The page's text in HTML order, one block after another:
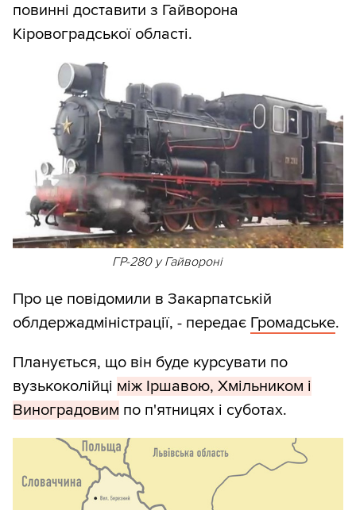
повинні доставити з Гайворона
Кіровоградської області.
ГР-280 у Гайвороні
Про це повідомили в Закарпатській
облдержадміністрації, - передає Громадське.
Планується, що він буде курсувати по
вузькоколійці між Іршавою, Хмільником і
Виноградовим по п'ятницях і суботах.